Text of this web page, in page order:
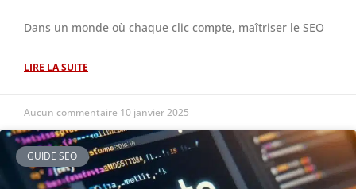
Dans un monde où chaque clic compte, maîtriser le SEO
LIRE LA SUITE
Aucun commentaire 10 janvier 2025
GUIDE SEO